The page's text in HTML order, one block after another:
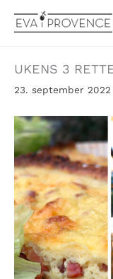
rett
UKENS 3
23. september 2022